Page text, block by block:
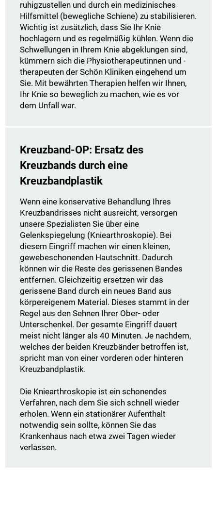
ruhigzustellen und durch ein medizinisches
Hilfsmittel (bewegliche Schiene) zu stabilisieren.
Wichtig ist zusätzlich, dass Sie Ihr Knie
hochlagern und es regelmäßig kühlen. Wenn die
Schwellungen in Ihrem Knie abgeklungen sind,
kümmern sich die Physiotherapeutinnen und -
therapeuten der Schön Kliniken eingehend um
Sie. Mit bewährten Therapien helfen wir Ihnen,
Ihr Knie so beweglich zu machen, wie es vor
dem Unfall war.
Kreuzband-OP: Ersatz des
Kreuzbands durch eine
Kreuzbandplastik
Wenn eine konservative Behandlung Ihres
Kreuzbandrisses nicht ausreicht, versorgen
unsere Spezialisten Sie über eine
Gelenkspiegelung (Kniearthroskopie). Bei
diesem Eingriff machen wir einen kleinen,
gewebeschonenden Hautschnitt. Dadurch
können wir die Reste des gerissenen Bandes
entfernen. Gleichzeitig ersetzen wir das
gerissene Band durch ein neues Band aus
körpereigenem Material. Dieses stammt in der
Regel aus den Sehnen Ihrer Ober- oder
Unterschenkel. Der gesamte Eingriff dauert
meist nicht länger als 40 Minuten. Je nachdem,
welches der beiden Kreuzbänder betroffen ist,
spricht man von einer vorderen oder hinteren
Kreuzbandplastik.
Die Kniearthroskopie ist ein schonendes
Verfahren, nach dem Sie sich schnell wieder
erholen. Wenn ein stationärer Aufenthalt
notwendig sein sollte, können Sie das
Krankenhaus nach etwa zwei Tagen wieder
verlassen.